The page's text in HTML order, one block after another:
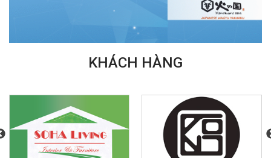
KHÁCH HÀNG